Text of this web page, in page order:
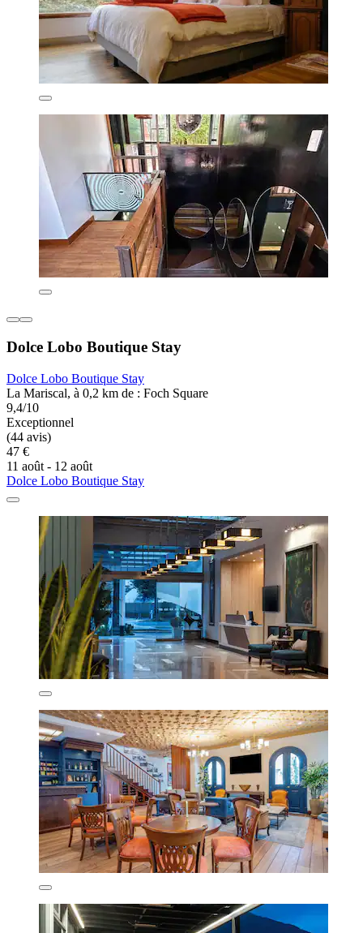
Dolce Lobo Boutique Stay
Dolce Lobo Boutique Stay
La Mariscal, à 0,2 km de : Foch Square
9,4/10
Exceptionnel
(44 avis)
47 €
11 août - 12 août
Dolce Lobo Boutique Stay